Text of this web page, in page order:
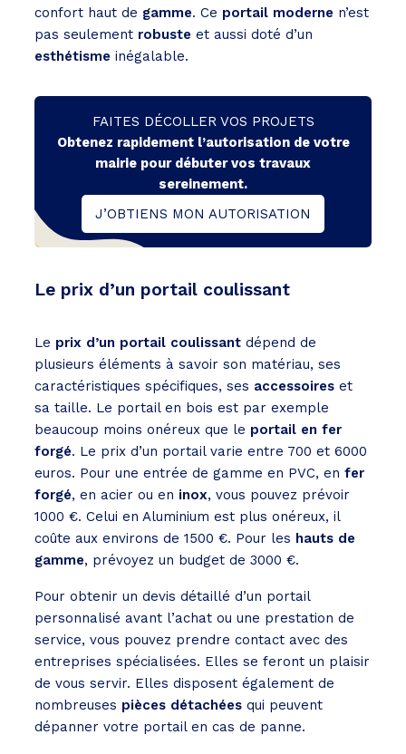
confort haut de gamme. Ce portail moderne n’est
pas seulement robuste et aussi doté d’un
esthétisme inégalable.
FAITES DÉCOLLER VOS PROJETS
Obtenez rapidement l’autorisation de votre
mairie pour débuter vos travaux
sereinement.
J’OBTIENS MON AUTORISATION
Le prix d’un portail coulissant
Le prix d’un portail coulissant dépend de
plusieurs éléments à savoir son matériau, ses
caractéristiques spécifiques, ses accessoires et
sa taille. Le portail en bois est par exemple
beaucoup moins onéreux que le portail en fer
forgé. Le prix d’un portail varie entre 700 et 6000
euros. Pour une entrée de gamme en PVC, en fer
forgé, en acier ou en inox, vous pouvez prévoir
1000 €. Celui en Aluminium est plus onéreux, il
coûte aux environs de 1500 €. Pour les hauts de
gamme, prévoyez un budget de 3000 €.
Pour obtenir un devis détaillé d’un portail
personnalisé avant l’achat ou une prestation de
service, vous pouvez prendre contact avec des
entreprises spécialisées. Elles se feront un plaisir
de vous servir. Elles disposent également de
nombreuses pièces détachées qui peuvent
dépanner votre portail en cas de panne.